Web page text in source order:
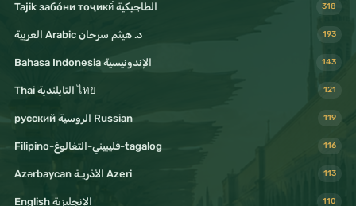
Tajik забо́ни тоҷикӣ́ الطاجيكية 318
د. هيثم سرحان Arabic العربية 193
Bahasa Indonesia الإندونيسية 143
Thai التايلندية ไทย 121
русский الروسية Russian 119
Filipino-فليبيني-التغالوغ-tagalog 116
Azərbaycan الأذريـة Azeri 113
English الإنجليزية 110